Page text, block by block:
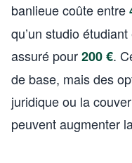
banlieue coûte entre
qu’un studio
assuré pour200 €.
de base, mais des
juridique ou la
peuvent augmenter